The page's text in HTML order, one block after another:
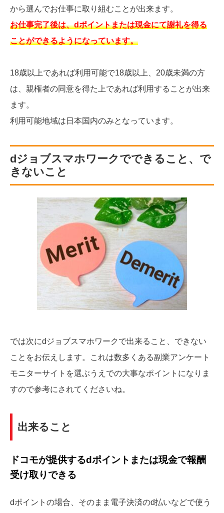
から選んでお仕事に取り組むことが出来ます。
お仕事完了後は、dポイントまたは現金にて謝礼を得る
ことができるようになっています。
18歳以上であれば利用可能で18歳以上、20歳未満の方
は、親権者の同意を得た上であれば利用することが出来
ます。
利用可能地域は日本国内のみとなっています。
dジョブスマホワークでできること、で
きないこと
では次にdジョブスマホワークで出来ること、できない
ことをお伝えします。これは数多くある副業アンケート
モニターサイトを選ぶうえでの大事なポイントになりま
すので参考にされてくださいね。
出来ること
ドコモが提供するdポイントまたは現金で報酬
受け取りできる
dポイントの場合、そのまま電子決済のd払いなどで使う